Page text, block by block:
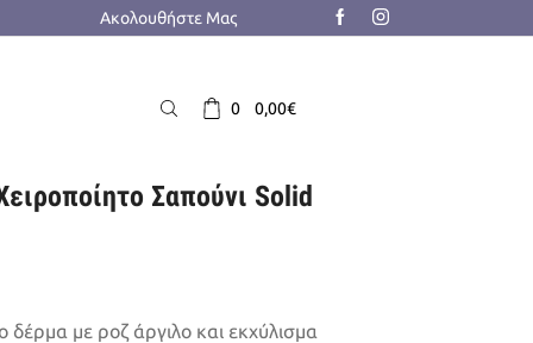
Ακολουθήστε Μας
0 0,00€
Σαπούνι Solid
δέρμα με ροζ άργιλο και εκχύλισμα